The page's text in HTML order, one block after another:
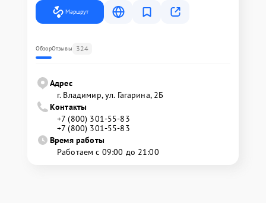
Маршрут
ОбзорОтзывы 324
Адрес
г. Владимир, ул. Гагарина, 2Б
Контакты
+7 (800) 301-55-83
+7 (800) 301-55-83
Время работы
Работаем с 09:00 до 21:00